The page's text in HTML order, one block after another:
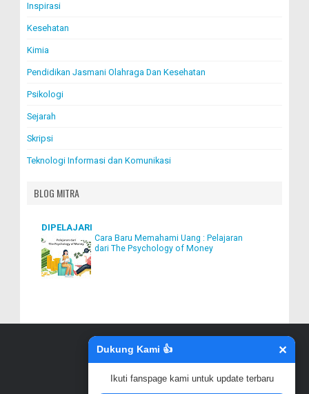
Dukung Kami 👍 ✕
Ikuti fanspage kami untuk update terbaru
Inspirasi
Kesehatan
Kimia
Pendidikan Jasmani Olahraga Dan Kesehatan
Psikologi
Sejarah
Skripsi
Teknologi Informasi dan Komunikasi
BLOG MITRA
DIPELAJARI
Cara Baru Memahami Uang : Pelajaran
dari The Psychology of Money
↑